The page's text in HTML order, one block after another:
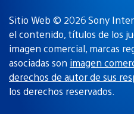
Sitio Web © 2026 Sony
el contenido, títulos de los
imagen comercial, marcas
asociadas son imagen
derechos de autor de sus
los derechos reservados.